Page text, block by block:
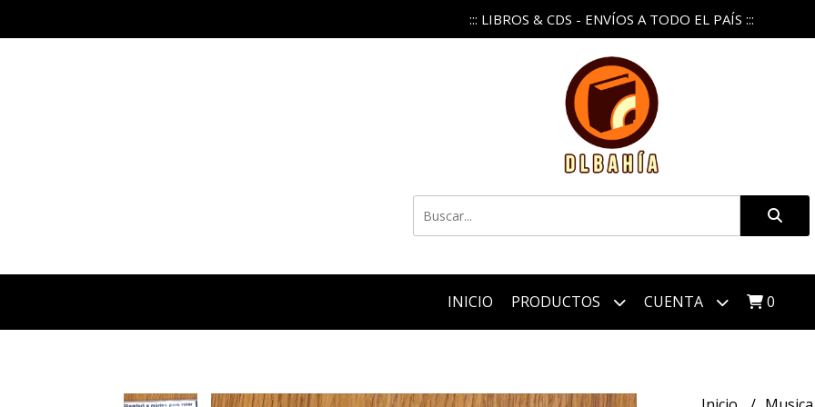
::: LIBROS & CDS - ENVÍOS A TODO EL PAÍS :::
INICIO PRODUCTOS CUENTA 0